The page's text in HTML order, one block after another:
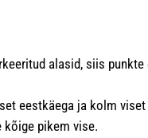
alasid, siis
eestkäega ja kolm
kõige pikem vise.